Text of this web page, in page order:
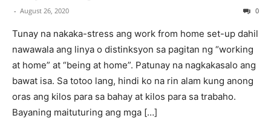
- August 26, 2020 0
Tunay na nakaka-stress ang work from home set-up dahil
nawawala ang linya o distinksyon sa pagitan ng “working
at home” at “being at home”. Patunay na nagkakasalo ang
bawat isa. Sa totoo lang, hindi ko na rin alam kung anong
oras ang kilos para sa bahay at kilos para sa trabaho.
Bayaning maituturing ang mga […]